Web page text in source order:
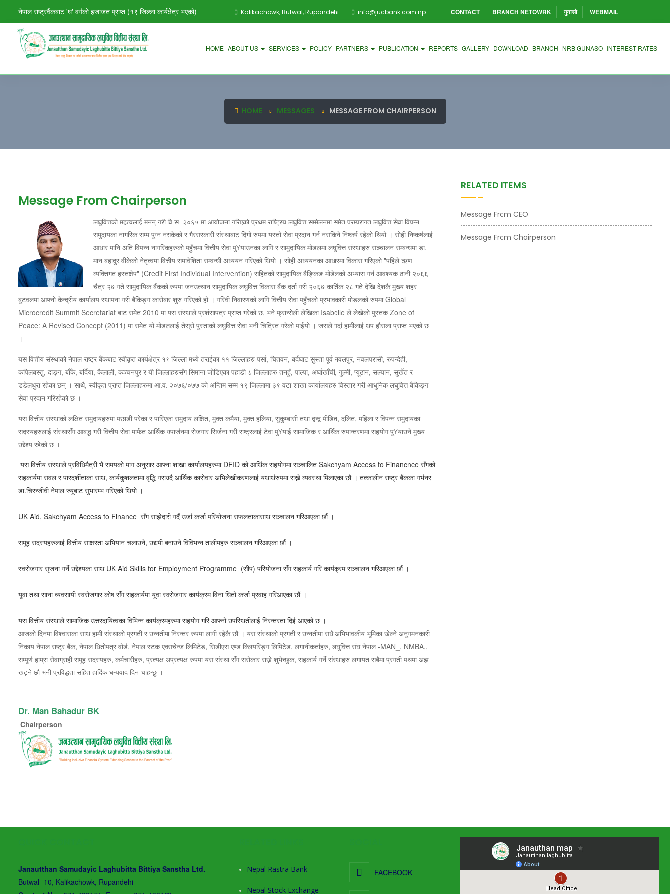
नेपाल राष्ट्रवैंकबाट 'घ' वर्गको इजाजत प्राप्त (१९ जिल्ला कार्यक्षेत्र भएको) Kalikachowk, Butwal, Rupandehi info@jucbank.com.np CONTACT BRANCH NETOWRK गुनासो WEBMAIL
HOME ABOUT US SERVICES POLICY | PARTNERS PUBLICATION REPORTS GALLERY DOWNLOAD BRANCH NRB GUNASO INTEREST RATES
HOME MESSAGES MESSAGE FROM CHAIRPERSON
Message From Chairperson
लघुवित्तको महत्वलाई मनन् गरी वि.स. २०६५ मा आयोजना गरिएको प्रथम राष्ट्रिय लघुवित्त सम्मेलनमा समेत परम्परागत लघुवित्त सेवा विपन्न
समुदायका नागरिक सम्म पुग्न नसकेको र गैरसरकारी संस्थाबाट दिगो रुपमा यस्तो सेवा प्रदान गर्न नसकिने निष्कर्ष रहेको थियो । सोही निष्कर्षलाई
आधार मानि अति विपन्न नागरिकहरुको पहुँचमा वित्तीय सेवा पु¥याउनका लागि र सामुदायिक मोडलमा लघुवित्त संस्थाहरु सञ्चालन सम्बन्धमा डा.
मान बहादुर वीकेको नेतृत्वमा वित्तीय समावेशिता सम्वन्धी अध्ययन गरिएको थियो । सोही अध्ययनका आधारमा विकास गरिएको "पहिले ऋण
व्यक्तिगत हस्तक्षेप" (Credit First Individual Intervention) सहितको सामुदायिक बैङ्किङ मोडेलको अभ्यास गर्न आवश्यक ठानी २०६६
चैत्र २७ गते सामुदायिक बैंकको रुपमा जनउत्थान सामुदायिक लघुवित्त विकास बैंक दर्ता गरी २०६७ कार्तिक २८ गते देखि देशकै मुख्य शहर
बुटवलमा आफ्नो केन्द्रीय कार्यालय स्थापना गरी बैकिङ्ग कारोबार शुरु गरिएको हो । गरिवी निवारणको लागि वित्तीय सेवा पहुँचको प्रभावकारी मोडलको रुपमा Global
Microcredit Summit Secretariat बाट समेत 2010 मा यस संस्थाले प्रशंसापत्र प्राप्त गरेको छ, भने फ्रान्सेली लेखिका Isabelle ले लेखेको पुस्तक Zone of
Peace: A Revised Concept (2011) मा समेत यो मोडललाई तेस्रो पुस्ताको लघुवित्त सेवा भनी चित्रित गरेको पाईयो । जसले गर्दा हामीलाई थप हौसला प्राप्त भएको छ
।
यस वित्तीय संस्थाको नेपाल राष्ट्र बैंकबाट स्वीकृत कार्यक्षेत्र १९ जिल्ला मध्ये तराईका ११ जिल्लाहरु पर्सा, चितवन, बर्दघाट सुस्ता पूर्व नवलपुर, नवलपरासी, रुपन्देही,
कपिलबस्तु, दाङ्ग, बाँके, बर्दिया, कैलाली, कञ्चनपुर र यी जिल्लाहरुसँग सिमाना जोडिएका पहाडी ८ जिल्लाहरु तनहुँ, पाल्पा, अर्घाखाँची, गुल्मी, प्यूठान, सल्यान, सुर्खेत र
डडेलधुरा रहेका छन् । साथै, स्वीकृत प्राप्त जिल्लाहरुमा आ.व. २०७६/०७७ को अन्तिम सम्म १९ जिल्लामा ३९ वटा शाखा कार्यालयहरु विस्तार गरी आधुनिक लघुवित्त बैकिङ्ग
सेवा प्रदान गरिरहेको छ ।
यस वित्तीय संस्थाको लक्षित समुदायहरुमा पछाडी परेका र पारिएका समुदाय लक्षित, मुक्त कमैया, मुक्त हलिया, सुकुम्बासी तथा द्वन्द्व पीडित, दलित, महिला र विपन्न समुदायका
सदस्यहरुलाई संस्थासँग आबद्ध गरी वित्तीय सेवा मार्फत आर्थिक उपार्जनमा रोजगार सिर्जना गरी राष्ट्रलाई टेवा पु¥याई सामाजिक र आर्थिक रुपान्तरणमा सहयोग पु¥याउने मुख्य
उद्देश्य रहेको छ ।
यस वित्तीय संस्थाले प्रविधिमैत्री भै समयको माग अनुसार आफ्ना शाखा कार्यालयहरुमा DFID को आर्थिक सहयोगमा सञ्चालित Sakchyam Access to Financnce सँगको
सहकार्यमा सवल र पारदर्शीताका साथ, कार्यकुशलतामा वृद्धि गराउदै आर्थिक कारोवार अभिलेखीकरणलाई यथार्थरुपमा राख्ने व्यवस्था मिलाएका छौ । तत्कालीन राष्ट्र बैंकका गर्भनर
डा.चिरन्जीवी नेपाल ज्यूबाट सुभारम्भ गरिएको थियो ।
UK Aid, Sakchyam Access to Finance सँग साझेदारी गर्दै उर्जा कर्जा परियोजना सफलताकासाथ सञ्चालन गरिआएका छौं ।
समूह सदस्यहरुलाई वित्तीय साक्षरता अभियान चलाउने, उद्यमी बनाउने विविभन्न तालीमहरु सञ्चालन गरिआएका छौं ।
स्वरोजगार सृजना गर्ने उद्देश्यका साथ UK Aid Skills for Employment Programme (सीप) परियोजना सँग सहकार्य गरि कार्यक्रम सञ्चालन गरिआएका छौं ।
यूवा तथा साना व्यवसायी स्वरोजगार कोष सँग सहकार्यमा यूवा स्वरोजगार कार्यक्रम विना धितो कर्जा प्रवाह गरिआएका छौं ।
यस वित्तीय संस्थाले सामाजिक उत्तरदायित्वका विभिन्न कार्यक्रमहरुमा सहयोग गरि आफ्नो उपस्थितीलाई निरन्तरता दिई आएको छ ।
आजको दिनमा विश्वासका साथ हामी संस्थाको प्रगती र उन्नतीमा निरन्तर रुपमा लागी रहेकै छौ । यस संस्थाको प्रगती र उन्नतीमा सधै अभिभावकीय भूमिका खेल्ने अनुगमनकारी
निकाय नेपाल राष्ट्र बैंक, नेपाल धितोपत्र वोर्ड, नेपाल स्टक एक्सचेन्ज लिमिटेड, सिडीएस एण्ड क्लियरिङ्ग लिमिटेड, लगानीकर्ताहरु, लघुवित्त संघ नेपाल -MAN_, NMBA,,
सम्पूर्ण हाम्रा सेवाग्राही समूह सदस्यहरु, कर्मचारीहरु, प्रत्यक्ष अप्रत्यक्ष रुपमा यस संस्था सँग सरोकार राख्ने शुभेच्छुक, सहकार्य गर्ने संस्थाहरु लगायत सबैमा प्रगती पथमा अझ
खट्ने छौ भनी प्रविद्धता सहित हार्दिक धन्यवाद दिन चाहन्छु ।
Dr. Man Bahadur BK
Chairperson
RELATED ITEMS
Message From CEO
Message From Chairperson
Janautthan Samudayic Laghubitta Bittiya Sanstha Ltd.
Butwal -10, Kalikachowk, Rupandehi
Nepal Rastra Bank
Nepal Stock Exchange
FACEBOOK